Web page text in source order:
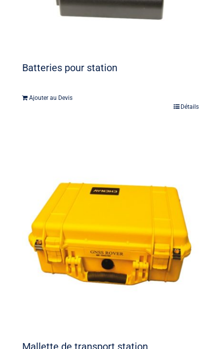
Batteries pour station
Ajouter au Devis
Détails
Mallette de transport station